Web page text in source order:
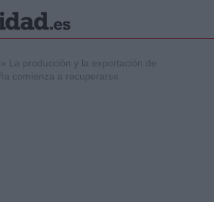
»
La producción y la exportación de
comienza a recuperarse